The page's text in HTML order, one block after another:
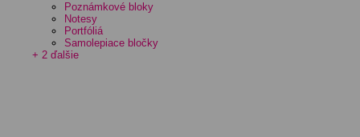
Poznámkové bloky
Notesy
Portfóliá
Samolepiace bločky
+ 2 ďalšie